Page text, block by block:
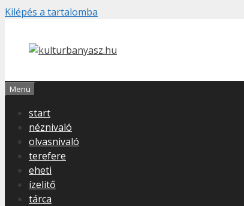
Kilépés a tartalomba
Menü
start
néznivaló
olvasnivaló
terefere
eheti
ízelitő
tárca